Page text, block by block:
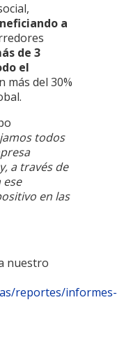
a
de 3
el
más del 30%
todos
a través de
en las
nuestro
reportes/informes-